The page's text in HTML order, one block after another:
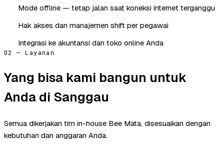
Mode offline — tetap jalan saat koneksi internet terganggu
Hak akses dan manajemen shift per pegawai
Integrasi ke akuntansi dan toko online Anda
02 — Layanan
Yang bisa kami bangun untuk
Anda di Sanggau
Semua dikerjakan tim in-house Bee Mata, disesuaikan dengan
kebutuhan dan anggaran Anda.